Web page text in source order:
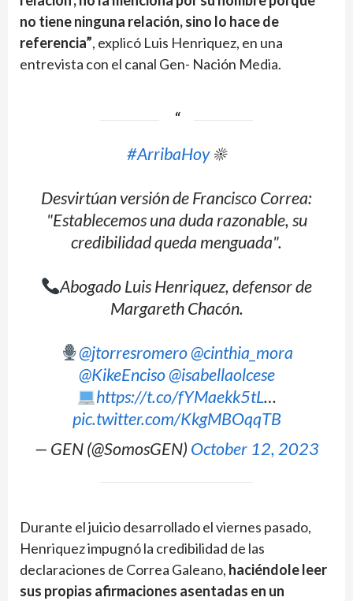
no tiene ninguna relación, sino lo hace de
referencia”, explicó Luis Henriquez, en una
entrevista con el canal Gen- Nación Media.
#ArribaHoy☀
Desvirtúan versión de Francisco Correa:
"Establecemos una duda razonable, su
credibilidad queda menguada".
Abogado Luis Henriquez, defensor de
Margareth Chacón.
@jtorresromero@cinthia_mora
@KikeEnciso@isabellaolcese
https://t.co/fYMaekk5tL…
pic.twitter.com/KkgMBOqqTB
— GEN (@SomosGEN) October 12, 2023
Durante el juicio desarrollado el viernes pasado,
Henriquez impugnó la credibilidad de las
declaraciones de Correa Galeano, haciéndole leer
sus propias afirmaciones asentadas en un